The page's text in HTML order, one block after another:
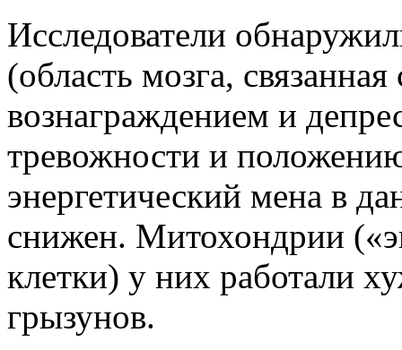
Исследователи
(область мозга,
вознаграждением и
тревожности и
энергетический мена в
снижен. Митохондрии
клетки) у них работали
грызунов.